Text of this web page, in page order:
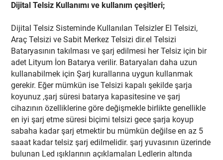
Dijital Telsiz Kullanımı ve kullanım çeşitleri;
Dijital Telsiz Sisteminde Kullanılan Telsizler El Telsizi,
Araç Telsizi ve Sabit Merkez Telsizi dir.el Telsizi
Bataryasının takılması ve şarj edilmesi her Telsiz için bir
adet Lityum İon Batarya verilir. Bataryaları daha uzun
kullanabilmek için Şarj kurallarına uygun kullanmak
gerekir. Eğer mümkün ise Telsizi kapalı şekilde şarja
koyunuz ,şarj süresi batarya kapasitesine ve şarj
cihazının özelliklerine göre değişmekle birlikte genellikle
en iyi şarj etme süresi biçimi telsizi gece şarja koyup
sabaha kadar şarj etmektir bu mümkün değilse en az 5
saaat kadar telsiz şarj edilmelidir. şarj yuvasının üzerinde
bulunan Led ışıklarının açıklamaları Ledlerin altında